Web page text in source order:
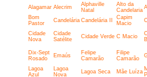
Alagamar Alecrim
Alphaville
Natal
Alto da
Candelaria
Bom
Pastor
Candelária Candelária II
Capim
Macio
Cidade
Nova
Cidade
Satélite
Cidade Verde C Macio
Dix-Sept
Rosado
Emaús
Felipe
Camarão
Filipe
Camarão
Lagoa
Azul
Lagoa
Nova
Lagoa Seca Mãe Luíza